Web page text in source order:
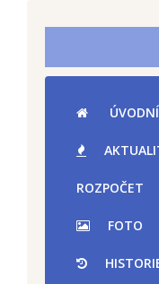
ROZPOČET
FOTO